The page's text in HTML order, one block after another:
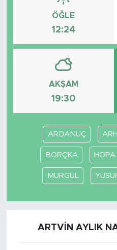
ÖĞLE
12:24
AKŞAM
19:30
ARDANUÇ
BORÇKA HOPA
MURGUL
ARTVİN AYLIK